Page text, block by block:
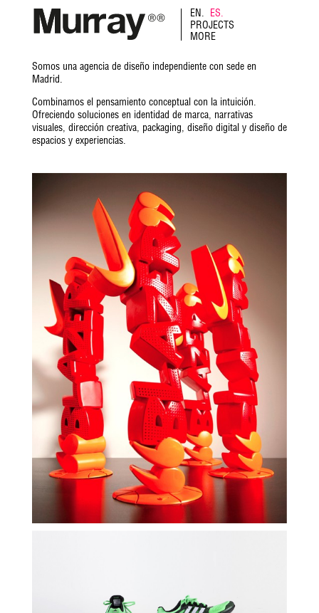
PROJECTS
MORE
EN. ES.
Somos una agencia de diseño independiente con sede en
Madrid.
Combinamos el pensamiento conceptual con la intuición.
Ofreciendo soluciones en identidad de marca, narrativas
visuales, dirección creativa, packaging, diseño digital y diseño de
espacios y experiencias.